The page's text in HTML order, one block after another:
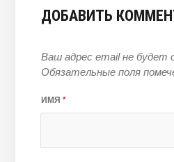
ДОБАВИТЬ
Ваш адрес email не будет
Обязательные поля
ИМЯ *